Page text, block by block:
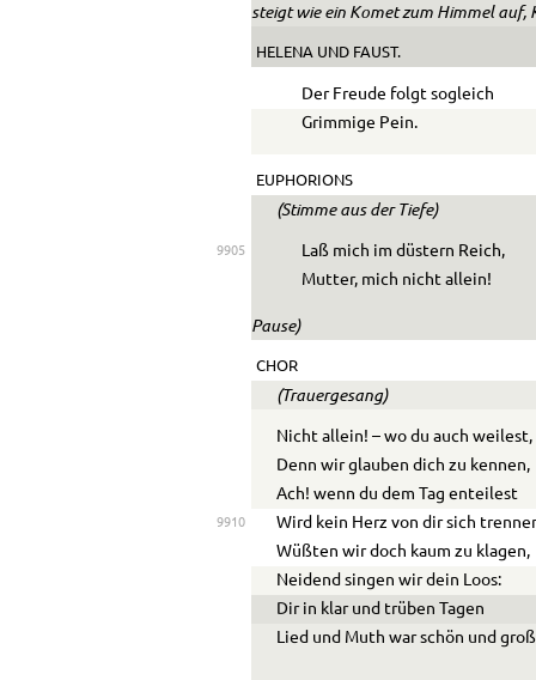
steigt wie ein Komet zum Himmel auf,
HELENA UND FAUST.
Der Freude folgt sogleich
Grimmige Pein.
EUPHORIONS
(Stimme aus der Tiefe)
9905
Laß mich im düstern Reich,
Mutter, mich nicht allein!
Pause)
CHOR
(Trauergesang)
Nicht allein! – wo du auch weilest,
Denn wir glauben dich zu kennen,
Ach! wenn du dem Tag enteilest
9910
Wird kein Herz von dir sich
Wüßten wir doch kaum zu klagen,
Neidend singen wir dein Loos:
Dir in klar und trüben Tagen
Lied und Muth war schön und